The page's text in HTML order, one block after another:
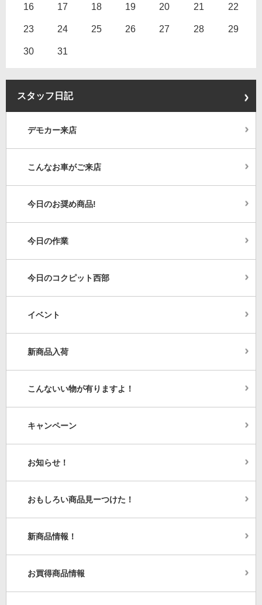
16 17 18 19 20 21 22
23 24 25 26 27 28 29
30 31
スタッフ日記
デモカー来店
こんなお車がご来店
今日のお奨め商品!
今日の作業
今日のコクピット西部
イベント
新商品入荷
こんないい物が有りますよ！
キャンペーン
お知らせ！
おもしろい商品見ーつけた！
新商品情報！
お買得商品情報